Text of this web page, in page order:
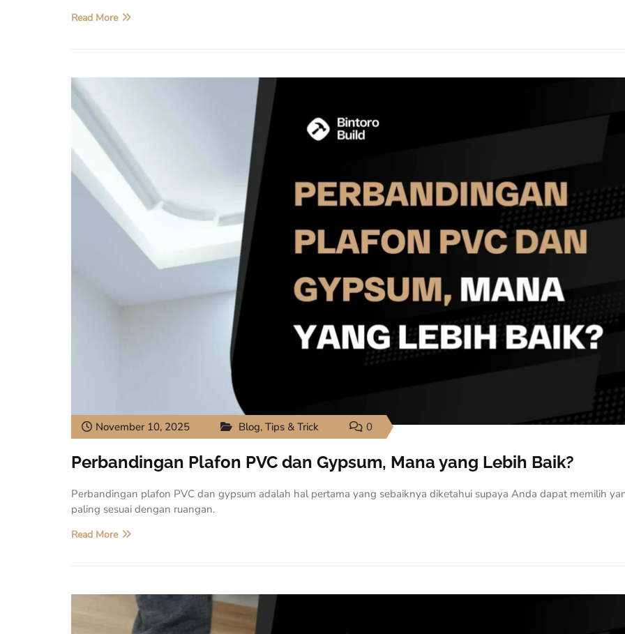
Read More
November 10, 2025 Blog, Tips & Trick 0
Perbandingan Plafon PVC dan Gypsum, Mana yang Lebih Baik?
Perbandingan plafon PVC dan gypsum adalah hal pertama yang sebaiknya diketahui supaya Anda dapat memilih
paling sesuai dengan ruangan.
Read More